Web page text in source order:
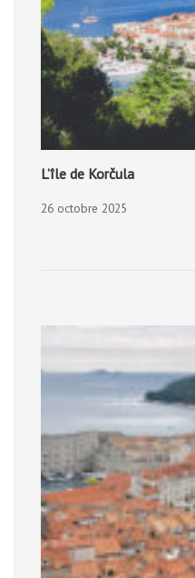
L’île de Korčula
26 octobre 2025